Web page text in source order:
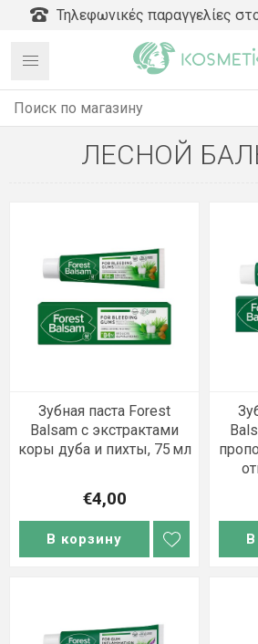
Τηλεφωνικές παραγγελίες
ЛЕСНОЙ
Зубная паста Forest
Balsam с экстрактами
коры дуба и пихты, 75 мл
€4,00
В корзину